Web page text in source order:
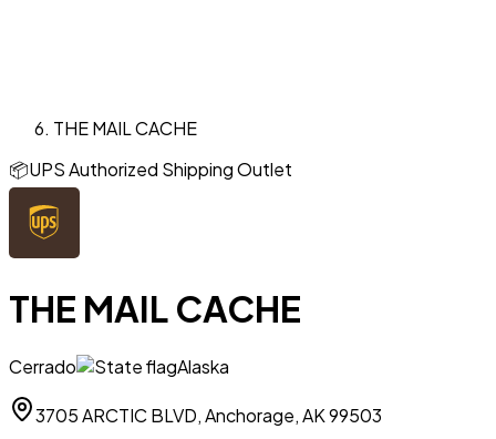
THE MAIL CACHE
📦UPS Authorized Shipping Outlet
THE MAIL CACHE
Cerrado Alaska
3705 ARCTIC BLVD, Anchorage, AK 99503